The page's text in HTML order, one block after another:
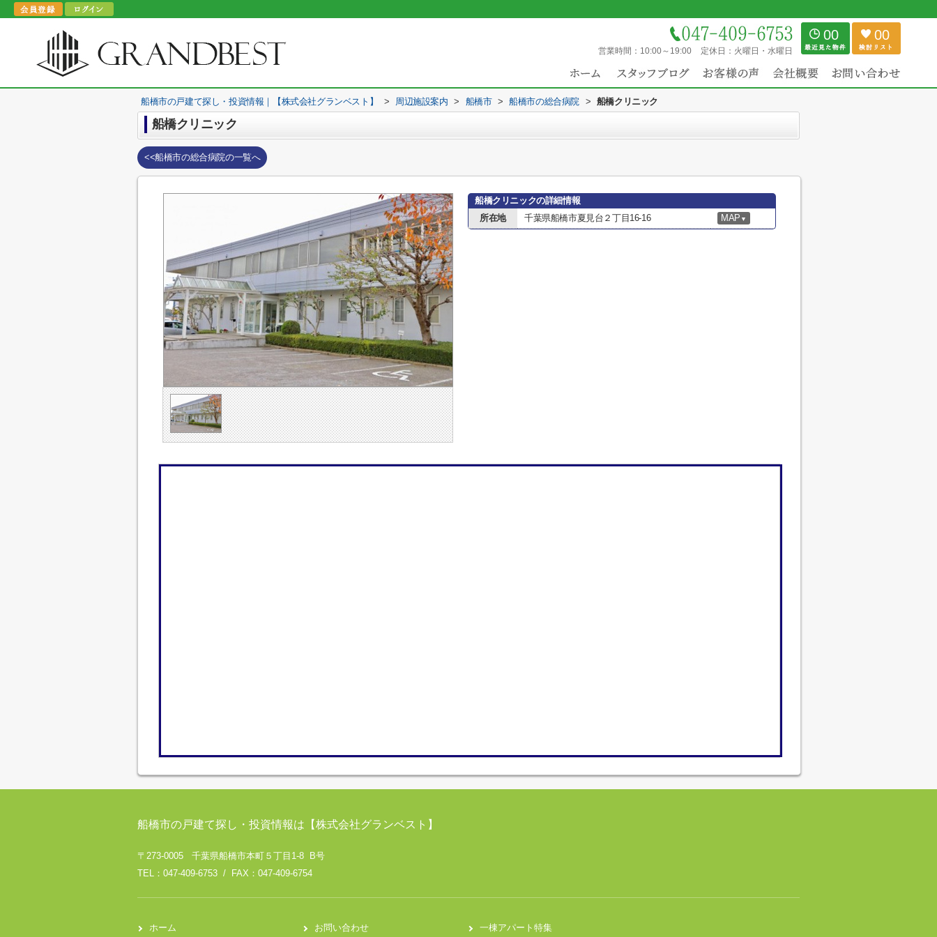
営業時間： 10:00～19:00 定休日： 火曜日・水曜日
00 00
船橋市の戸建て探し・投資情報｜【株式会社グランベスト】 > 周辺施設案内 > 船橋市 > 船橋市の総合病院 > 船橋クリニック
船橋クリニック
<<船橋市の総合病院の一覧へ
船橋クリニックの詳細情報
所在地
千葉県船橋市夏見台２丁目16-16 MAP ▼
船橋市の戸建て探し・投資情報は【株式会社グランベスト】
〒273-0005 千葉県船橋市本町５丁目1-8 B号
TEL：047-409-6753 / FAX：047-409-6754
ホーム お問い合わせ 一棟アパート特集